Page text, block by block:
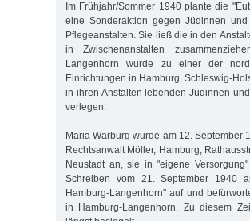
Im Frühjahr/Sommer 1940 plante die
eine Sonderaktion gegen Jüdinnen
Pflegeanstalten. Sie ließ die in den
in Zwischenanstalten
Langenhorn wurde zu einer der
Einrichtungen in Hamburg, Schleswig-
in ihren Anstalten lebenden Jüdinnen
verlegen.
Maria Warburg wurde am 12. September
Rechtsanwalt Möller, Hamburg,
Neustadt an, sie in "eigene
Schreiben vom 21. September 1940
Hamburg-Langenhorn" auf und
in Hamburg-Langenhorn. Zu diesem